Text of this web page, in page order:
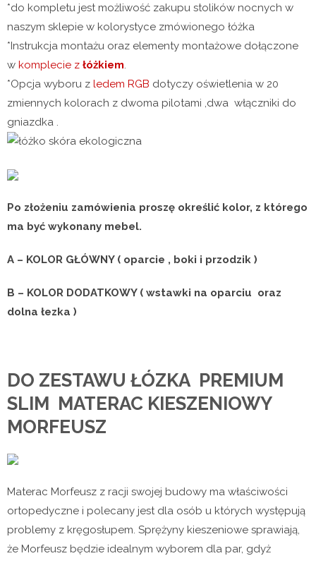
*do kompletu jest możliwość zakupu stolików nocnych w
naszym sklepie w kolorystyce zmówionego łóżka
*Instrukcja montażu oraz elementy montażowe dołączone
w komplecie z łóżkiem
*Opcja wyboru z ledem RGB dotyczy oświetlenia w 20
zmiennych kolorach z dwoma pilotami ,dwa włączniki do
gniazdka .
Po złożeniu zamówienia proszę określić kolor, z którego
ma być wykonany mebel.
A – KOLOR GŁÓWNY ( oparcie , boki i przodzik )
B – KOLOR DODATKOWY ( wstawki na oparciu oraz
dolna łezka )
DO ZESTAWU ŁÓZKA PREMIUM
SLIM MATERAC KIESZENIOWY
MORFEUSZ
Materac Morfeusz z racji swojej budowy ma właściwości
ortopedyczne i polecany jest dla osób u których występują
problemy z kręgosłupem. Sprężyny kieszeniowe sprawiają,
że Morfeusz będzie idealnym wyborem dla par, gdyż